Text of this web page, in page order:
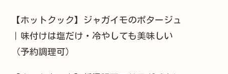
【ホットクック】ジャガイモのポタージュ
｜味付けは塩だけ・冷やしても美味しい
（予約調理可）